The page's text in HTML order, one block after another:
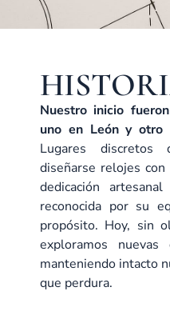
Nuestro inicio
uno en León y otro
Lugares discretos
diseñarse relojes
dedicación
reconocida por su
propósito. Hoy, sin
exploramos nuevas
manteniendo intacto
que perdura.